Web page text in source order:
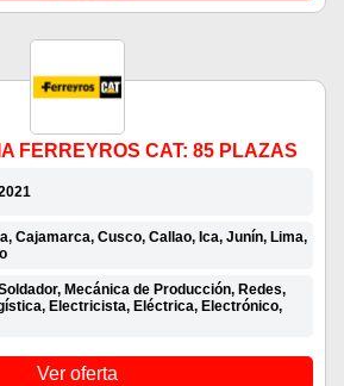
FERREYROS CAT: 85 PLAZAS
Cajamarca, Cusco, Callao, Ica, Junín, Lima,
Mecánica de Producción, Redes,
Electricista, Eléctrica, Electrónico,
Ver oferta